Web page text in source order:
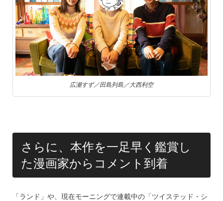
広瀬すず／田島列島／大西利空
さらに、本作を一足早く鑑賞し
た漫画家からコメント到着
「ランド」や、現在モーニングで連載中の「ツイステッド・シ